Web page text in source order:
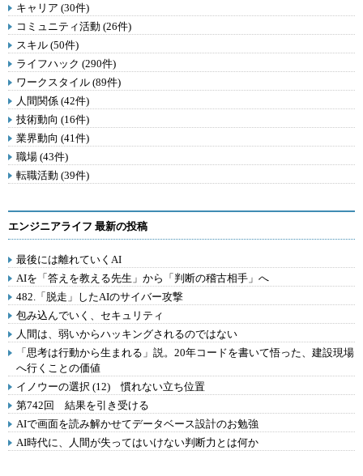
キャリア (30件)
コミュニティ活動 (26件)
スキル (50件)
ライフハック (290件)
ワークスタイル (89件)
人間関係 (42件)
技術動向 (16件)
業界動向 (41件)
職場 (43件)
転職活動 (39件)
エンジニアライフ 最新の投稿
最後には離れていくAI
AIを「答えを教える先生」から「判断の稽古相手」へ
482.「脱走」したAIのサイバー攻撃
包み込んでいく、セキュリティ
人間は、弱いからハッキングされるのではない
「思考は行動から生まれる」説。20年コードを書いて悟った、建設現場
へ行くことの価値
イノウーの選択 (12) 慣れない立ち位置
第742回 結果を引き受ける
AIで画面を読み解かせてデータベース設計のお勉強
AI時代に、人間が失ってはいけない判断力とは何か